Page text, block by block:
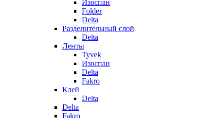
Изоспан
Folder
Delta
Разделительный слой
Delta
Ленты
Tyvek
Изоспан
Delta
Fakro
Клей
Delta
Delta
Fakro